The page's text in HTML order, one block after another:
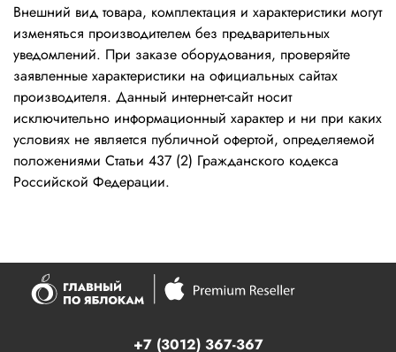
Внешний вид товара, комплектация и характеристики могут
изменяться производителем без предварительных
уведомлений. При заказе оборудования, проверяйте
заявленные характеристики на официальных сайтах
производителя. Данный интернет-сайт носит
исключительно информационный характер и ни при каких
условиях не является публичной офертой, определяемой
положениями Статьи 437 (2) Гражданского кодекса
Российской Федерации.
+7 (3012) 367-367